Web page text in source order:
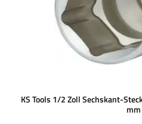
KS Tools 1/2 Zoll Sechskant-
mm